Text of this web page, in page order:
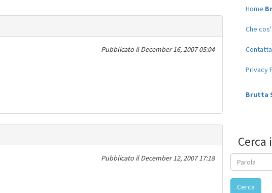
Pubblicato ilDecember 16, 2007 05:04
Pubblicato ilDecember 12, 2007 17:18
Home
Che
Privacy
Brutta
Cerca
Cerca